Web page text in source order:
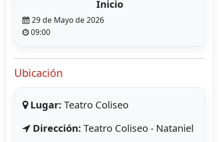
Inicio
29 de Mayo de 2026
09:00
Ubicación
Lugar: Teatro Coliseo
Dirección: Teatro Coliseo - Nataniel